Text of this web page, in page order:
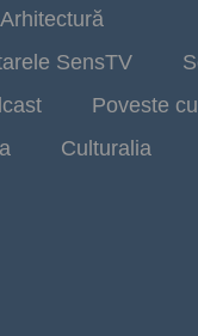
SensTV
Poveste
Culturalia